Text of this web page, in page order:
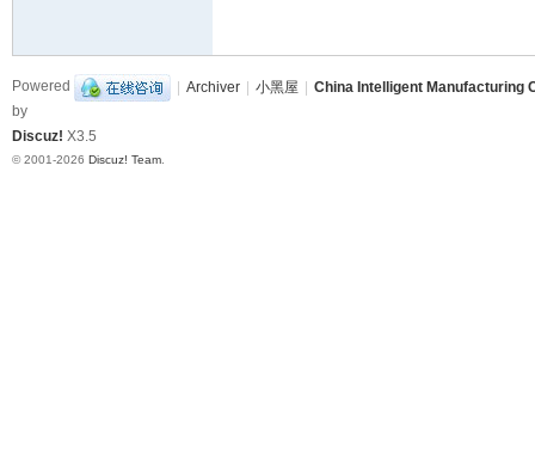
战
赛
B
B
| Archiver | 小黑屋 | China Intelligent Manufacturing
Powered
by
Discuz! X3.5
© 2001-2026 Discuz! Team